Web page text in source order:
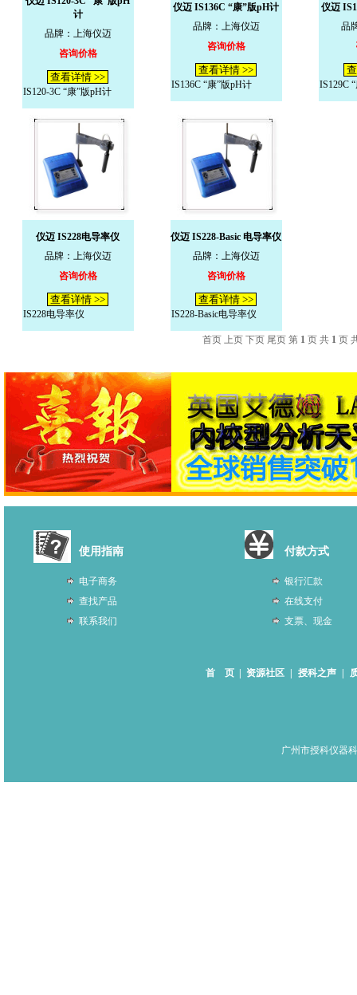
计
品牌：上海仪迈
咨询价格
查看详情 >>
IS120-3C “康”版pH计
仪迈 IS136C “康”版pH计
品牌：上海仪迈
咨询价格
查看详情 >>
IS136C “康”版pH计
仪迈
品
IS129C
仪迈 IS228电导率仪
品牌：上海仪迈
咨询价格
查看详情 >>
IS228电导率仪
仪迈 IS228-Basic 电导率仪
品牌：上海仪迈
咨询价格
查看详情 >>
IS228-Basic电导率仪
首页 上页 下页 尾页 第 1 页 共 1 页
使用指南
电子商务
查找产品
联系我们
付款方式
银行汇款
在线支付
支票、现金
首 页 资源社区 授科之声
广州市授科仪器